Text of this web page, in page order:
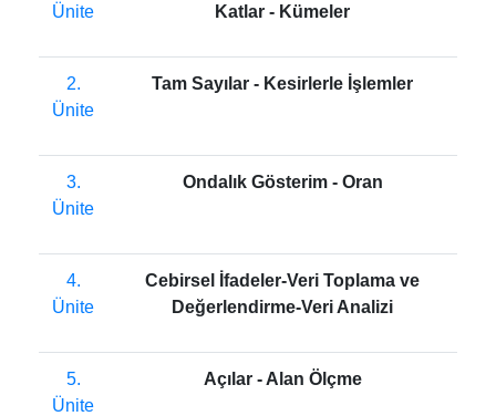
Ünite
Katlar - Kümeler
2.
Ünite
Tam Sayılar - Kesirlerle İşlemler
3.
Ünite
Ondalık Gösterim - Oran
4.
Ünite
Cebirsel İfadeler-Veri Toplama ve
Değerlendirme-Veri Analizi
5.
Ünite
Açılar - Alan Ölçme